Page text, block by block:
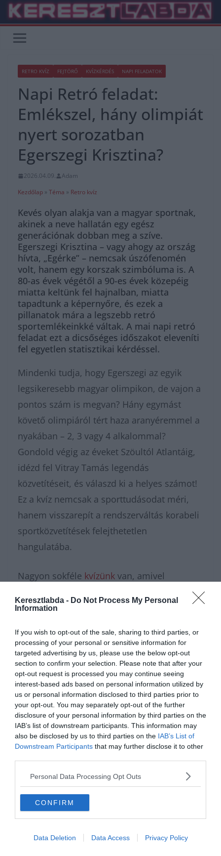
Keresztlabda - Do Not Process My Personal
Information
If you wish to opt-out of the sale, sharing to third parties, or
processing of your personal or sensitive information for
targeted advertising by us, please use the below opt-out
section to confirm your selection. Please note that after your
opt-out request is processed you may continue seeing
interest-based ads based on personal information utilized by
us or personal information disclosed to third parties prior to
your opt-out. You may separately opt-out of the further
disclosure of your personal information by third parties on the
IAB’s list of downstream participants. This information may
also be disclosed by us to third parties on the IAB’s List of
Downstream Participants that may further disclose it to other
Personal Data Processing Opt Outs
CONFIRM
Data Deletion Data Access Privacy Policy
Skip
content
RETRO KVÍZ FEJTÖRŐ KVÍZKÉRDÉS NAPI FELADATOK
Napi Retró feladat:
Emlékszel, hány olimpiát
nyert sorozatban
Egerszegi Krisztina?
2026.04.09.
Adam
Kezdőlap » Téma » Retro kvíz
Kevés olyan alakja van a magyar sportnak,
akinek a neve hallatán egy egész
generációnak dobban meg a szíve.
Egerszegi Krisztina – vagy ahogy az ország
hívta, „Egérke” – nemcsak úszófenomén
volt, hanem egy korszak szimbóluma is. A
80-as évek végétől a 90-es évek közepéig
miatta keltünk fel hajnalban, miatta
tapadtunk a képernyőre, és ezek a
pillanatok mára a legszebb retró
sportemlékeinkké váltak. A mai napi retró
feladat ezt a dicsőséges időszakot eleveníti
fel egyetlen statisztikai kérdéssel.
Mindenki tudja, hogy Egerszegi az egyik
legsikeresebb magyar olimpikon, de vajon a
pontos szám is megvan? Hány egymást
követő olimpiáról tért haza aranyéremmel a
nyakában – 2, 3 vagy 4 alkalommal?
Gondold végig az éveket Szöultól Atlantáig,
idézd fel Vitray Tamás legendás
közvetítéseit, és válaszd ki a helyes számot!
Ez a kvíz nemcsak a sporttudásodat méri,
hanem visszarepít a rendszerváltás korabeli
sportközvetítések felejthetetlen
hangulatába.
Nagyon sokféle kvízünk van, amivel
karbantarthatod az agytekervényeidet, csak
nézz körül nálunk és
további érdekes